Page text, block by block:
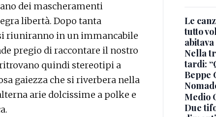
dei mascheramenti
libertà. Dopo tanta
riuniranno in un immancabile
pregio di raccontare il nostro
quindi stereotipi a
gaiezza che si riverbera nella
arie dolcissime a polke e
Le
tutto
abitava
Nella
tardi:
Beppe
Medio
Due